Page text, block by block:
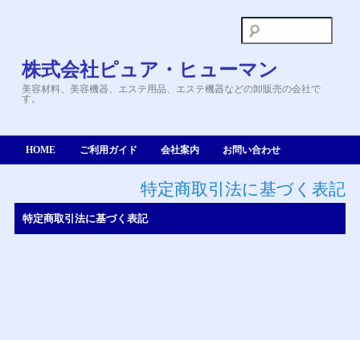
株式会社ピュア・ヒューマン
美容材料、美容機器、エステ用品、エステ機器などの卸販売の会社で
す。
HOME ご利用ガイド 会社案内 お問い合わせ
特定商取引法に基づく表記
特定商取引法に基づく表記